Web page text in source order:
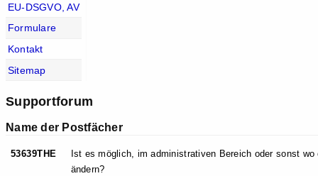
EU-DSGVO, AV
Formulare
Kontakt
Sitemap
Supportforum
Name der Postfächer
53639THE
Ist es möglich, im administrativen Bereich oder sonst
ändern?